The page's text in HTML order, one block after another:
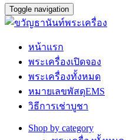
Toggle navigation
หน้าแรก
พระเครื่องเปิดจอง
พระเครื่องทั้งหมด
หมายเลขพัสดุEMS
วิธีการเช่าบูชา
Shop by category